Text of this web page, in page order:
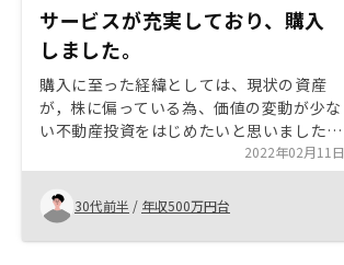
サービスが充実しており、購入
しました。
購入に至った経緯としては、現状の資産
が，株に偏っている為、価値の変動が少な
い不動産投資をはじめたいと思いました。
また、始めるにあたっての不安な部分とし
ては、経験が無いという事です。 仕事で
も同じかと思いますが、無知な事をはじめ
るのは、やはりこわい部分もある為、営業
マンに色々教えてもらいながら、一つずつ
2022年02月11日
30代前半 / 年収500万円台